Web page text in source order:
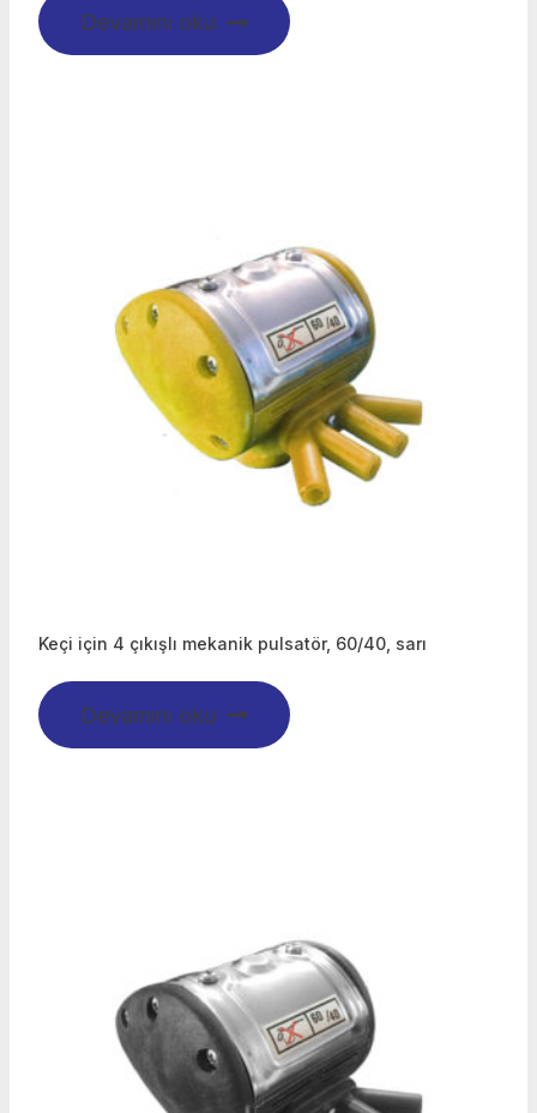
Devamını oku
Keçi için 4 çıkışlı mekanik pulsatör, 60/40, sarı
Devamını oku